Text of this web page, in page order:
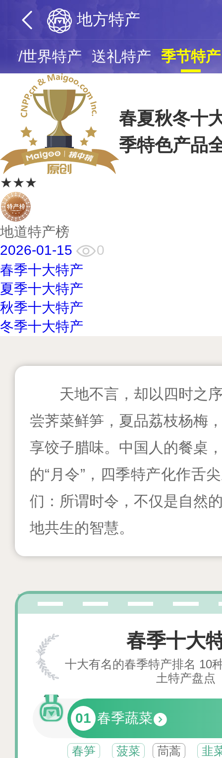
地方特产
/世界特产 送礼特产 季节特产
★★★
春夏秋冬十
季特色产品
地道特产榜
2026-01-15
0
春季十大特产
夏季十大特产
秋季十大特产
冬季十大特产
天地不言，却以四时之
尝荠菜鲜笋，夏品荔枝杨梅
享饺子腊味。中国人的餐桌
的“月令”，四季特产化作舌
们：所谓时令，不仅是自然
地共生的智慧。
春季十大
十大有名的春季特产排名 10
土特产盘点
01 春季蔬菜
春笋 菠菜 茼蒿
韭